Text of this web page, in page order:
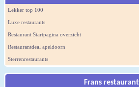
Lekker top 100
Luxe restaurants
Restaurant Startpagina overzicht
Restaurantdeal apeldoorn
Sterrenrestaurants
Frans restaurant